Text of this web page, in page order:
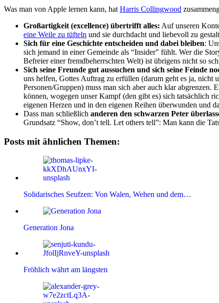
Was man von Apple lernen kann, hat Harris Collingwood
Großartigkeit (excellence) übertrifft alles: Auf unseren
eine Weile zu tüfteln und sie durchdacht und liebevoll zu
Sich für eine Geschichte entscheiden und dabei bleiben:
sich jemand in einer Gemeinde als “Insider” fühlt. Wer die
Befreier einer fremdbeherrschten Welt) ist übrigens nicht so
Sich seine Freunde gut aussuchen und sich seine Feinde
uns helfen, Gottes Auftrag zu erfüllen (darum geht es ja,
Personen/Gruppen) muss man sich aber auch klar abgrenzen.
können, wogegen unser Kampf (den gibt es) sich tatsächlich
eigenen Herzen und in den eigenen Reihen überwunden und
Dass man schließlich anderen den schwarzen Peter
Grundsatz “Show, don’t tell. Let others tell”: Man kann die
Posts mit ähnlichen Themen:
Solidarisches Seufzen: Von Walen, Wehen und dem…
Generation Jona
Fröhlich währt am längsten